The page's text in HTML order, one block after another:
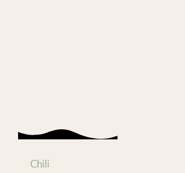
Chili